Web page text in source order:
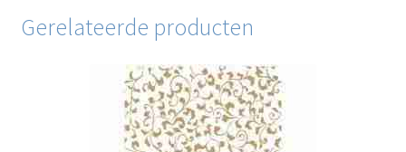
Gerelateerde producten